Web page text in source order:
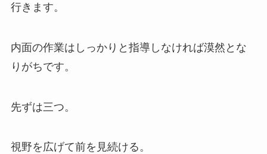
行きます。
内面の作業はしっかりと指導しなければ漠然とな
りがちです。
先ずは三つ。
視野を広げて前を見続ける。